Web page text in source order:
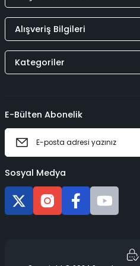
Alışveriş Bilgileri
Kategoriler
E-Bülten Abonelik
Sosyal Medya